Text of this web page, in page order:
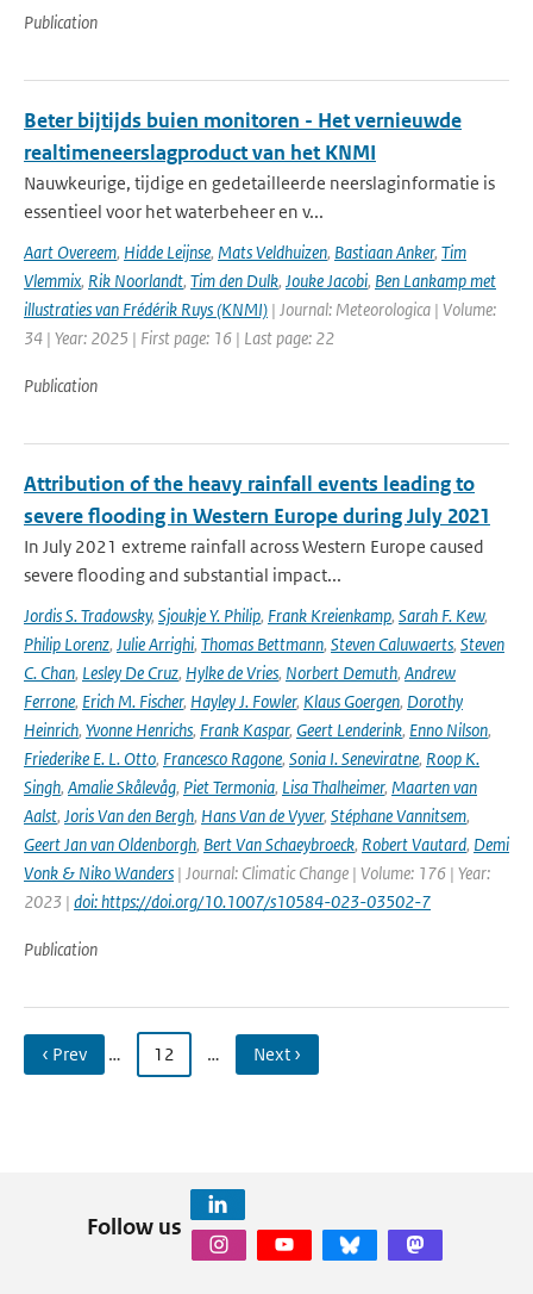
Publication
Beter bijtijds buien monitoren - Het vernieuwde
realtimeneerslagproduct van het KNMI
Nauwkeurige, tijdige en gedetailleerde neerslaginformatie is
essentieel voor het waterbeheer en v...
Aart Overeem, Hidde Leijnse, Mats Veldhuizen, Bastiaan Anker, Tim
Vlemmix, Rik Noorlandt, Tim den Dulk, Jouke Jacobi, Ben Lankamp met
illustraties van Frédérik Ruys (KNMI) | Journal: Meteorologica | Volume:
34 | Year: 2025 | First page: 16 | Last page: 22
Publication
Attribution of the heavy rainfall events leading to
severe flooding in Western Europe during July 2021
In July 2021 extreme rainfall across Western Europe caused
severe flooding and substantial impact...
Jordis S. Tradowsky, Sjoukje Y. Philip, Frank Kreienkamp, Sarah F. Kew,
Philip Lorenz, Julie Arrighi, Thomas Bettmann, Steven Caluwaerts, Steven
C. Chan, Lesley De Cruz, Hylke de Vries, Norbert Demuth, Andrew
Ferrone, Erich M. Fischer, Hayley J. Fowler, Klaus Goergen, Dorothy
Heinrich, Yvonne Henrichs, Frank Kaspar, Geert Lenderink, Enno Nilson,
Friederike E. L. Otto, Francesco Ragone, Sonia I. Seneviratne, Roop K.
Singh, Amalie Skålevåg, Piet Termonia, Lisa Thalheimer, Maarten van
Aalst, Joris Van den Bergh, Hans Van de Vyver, Stéphane Vannitsem,
Geert Jan van Oldenborgh, Bert Van Schaeybroeck, Robert Vautard, Demi
Vonk & Niko Wanders | Journal: Climatic Change | Volume: 176 | Year:
2023 | doi: https://doi.org/10.1007/s10584-023-03502-7
Publication
‹ Prev … 12 … Next ›
Follow us